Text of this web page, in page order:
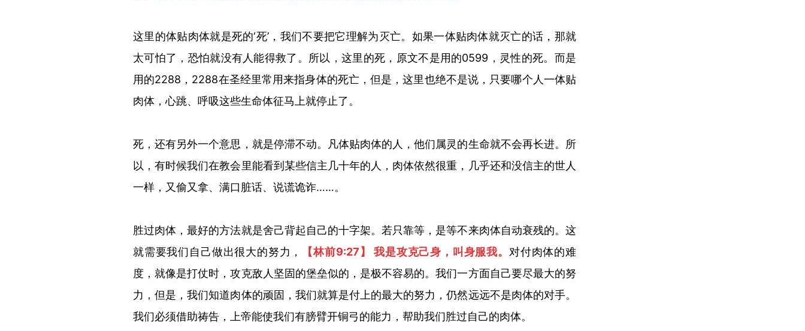
这里的体贴肉体就是死的‘死’，我们不要把它理解为灭亡。如果一体贴肉体就灭亡的话，那就
太可怕了，恐怕就没有人能得救了。所以，这里的死，原文不是用的0599，灵性的死。而是
用的2288，2288在圣经里常用来指身体的死亡，但是，这里也绝不是说，只要哪个人一体贴
肉体，心跳、呼吸这些生命体征马上就停止了。
死，还有另外一个意思，就是停滞不动。凡体贴肉体的人，他们属灵的生命就不会再长进。所
以，有时候我们在教会里能看到某些信主几十年的人，肉体依然很重，几乎还和没信主的世人
一样，又偷又拿、满口脏话、说谎诡诈……。
胜过肉体，最好的方法就是舍己背起自己的十字架。若只靠等，是等不来肉体自动衰残的。这
就需要我们自己做出很大的努力，
【林前9:27】 我是攻克己身，叫身服我。 对付肉体的难
度，就像是打仗时，攻克敌人坚固的堡垒似的，是极不容易的。我们一方面自己要尽最大的努
力，但是，我们知道肉体的顽固，我们就算是付上的最大的努力，仍然远远不是肉体的对手。
我们必须借助祷告，上帝能使我们有膀臂开铜弓的能力，帮助我们胜过自己的肉体。